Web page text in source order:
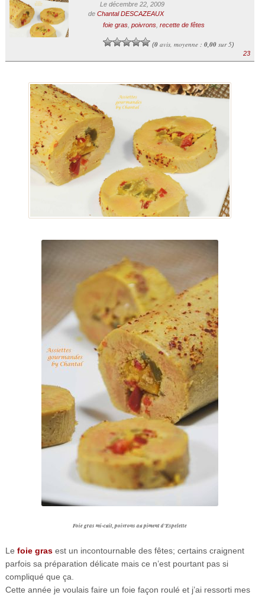
Le décembre 22, 2009
de Chantal DESCAZEAUX
foie gras, poivrons, recette de fêtes
(0avis, moyenne : 0,00sur 5)
23
Foie gras mi-cuit, poivrons au piment d’Espelette
Le foie grasest un incontournable des fêtes; certains craignent
parfois sa préparation délicate mais ce n’est pourtant pas si
compliqué que ça.
Cette année je voulais faire un foie façon roulé et j’ai ressorti mes